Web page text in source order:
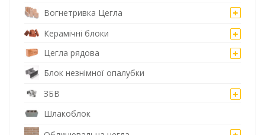
Вогнетривка Цегла
Керамічні блоки
Цегла рядова
Блок незнімної опалубки
ЗБВ
Шлакоблок